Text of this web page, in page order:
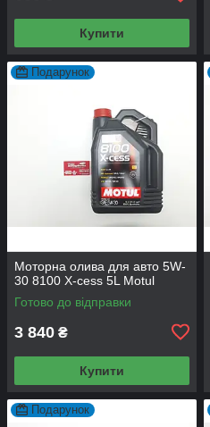
Купити
Подарунок
Моторна олива для авто 5W-
30 8100 X-cess 5L Motul
Готово до відправки
3 840 ₴
Купити
Подарунок